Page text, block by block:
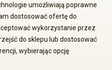
umożliwiają poprawne
dostosować ofertę do
wykorzystanie przez
do sklepu lub dostosować
wybierając opcję